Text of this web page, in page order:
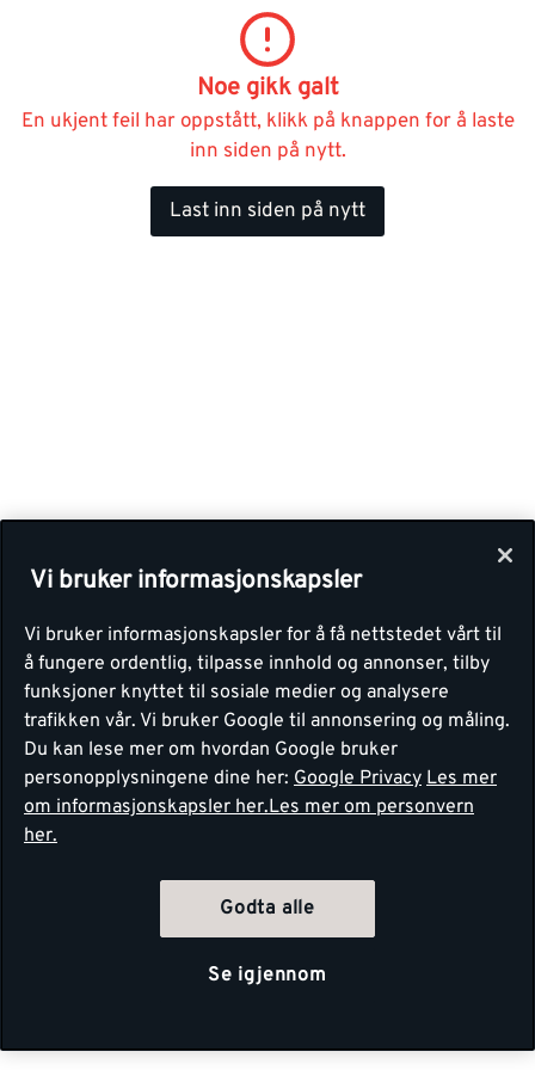
Noe gikk galt
En ukjent feil har oppstått, klikk på knappen for å laste
inn siden på nytt.
Last inn siden på nytt
Vi bruker informasjonskapsler
Vi bruker informasjonskapsler for å få nettstedet vårt til
å fungere ordentlig, tilpasse innhold og annonser, tilby
funksjoner knyttet til sosiale medier og analysere
trafikken vår. Vi bruker Google til annonsering og måling.
Du kan lese mer om hvordan Google bruker
personopplysningene dine her: Google Privacy Les mer
om informasjonskapsler her.Les mer om personvern
her.
Godta alle
Se igjennom